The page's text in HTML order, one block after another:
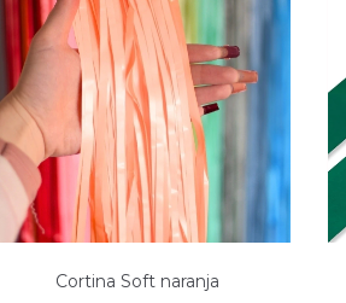
Cortina Soft naranja